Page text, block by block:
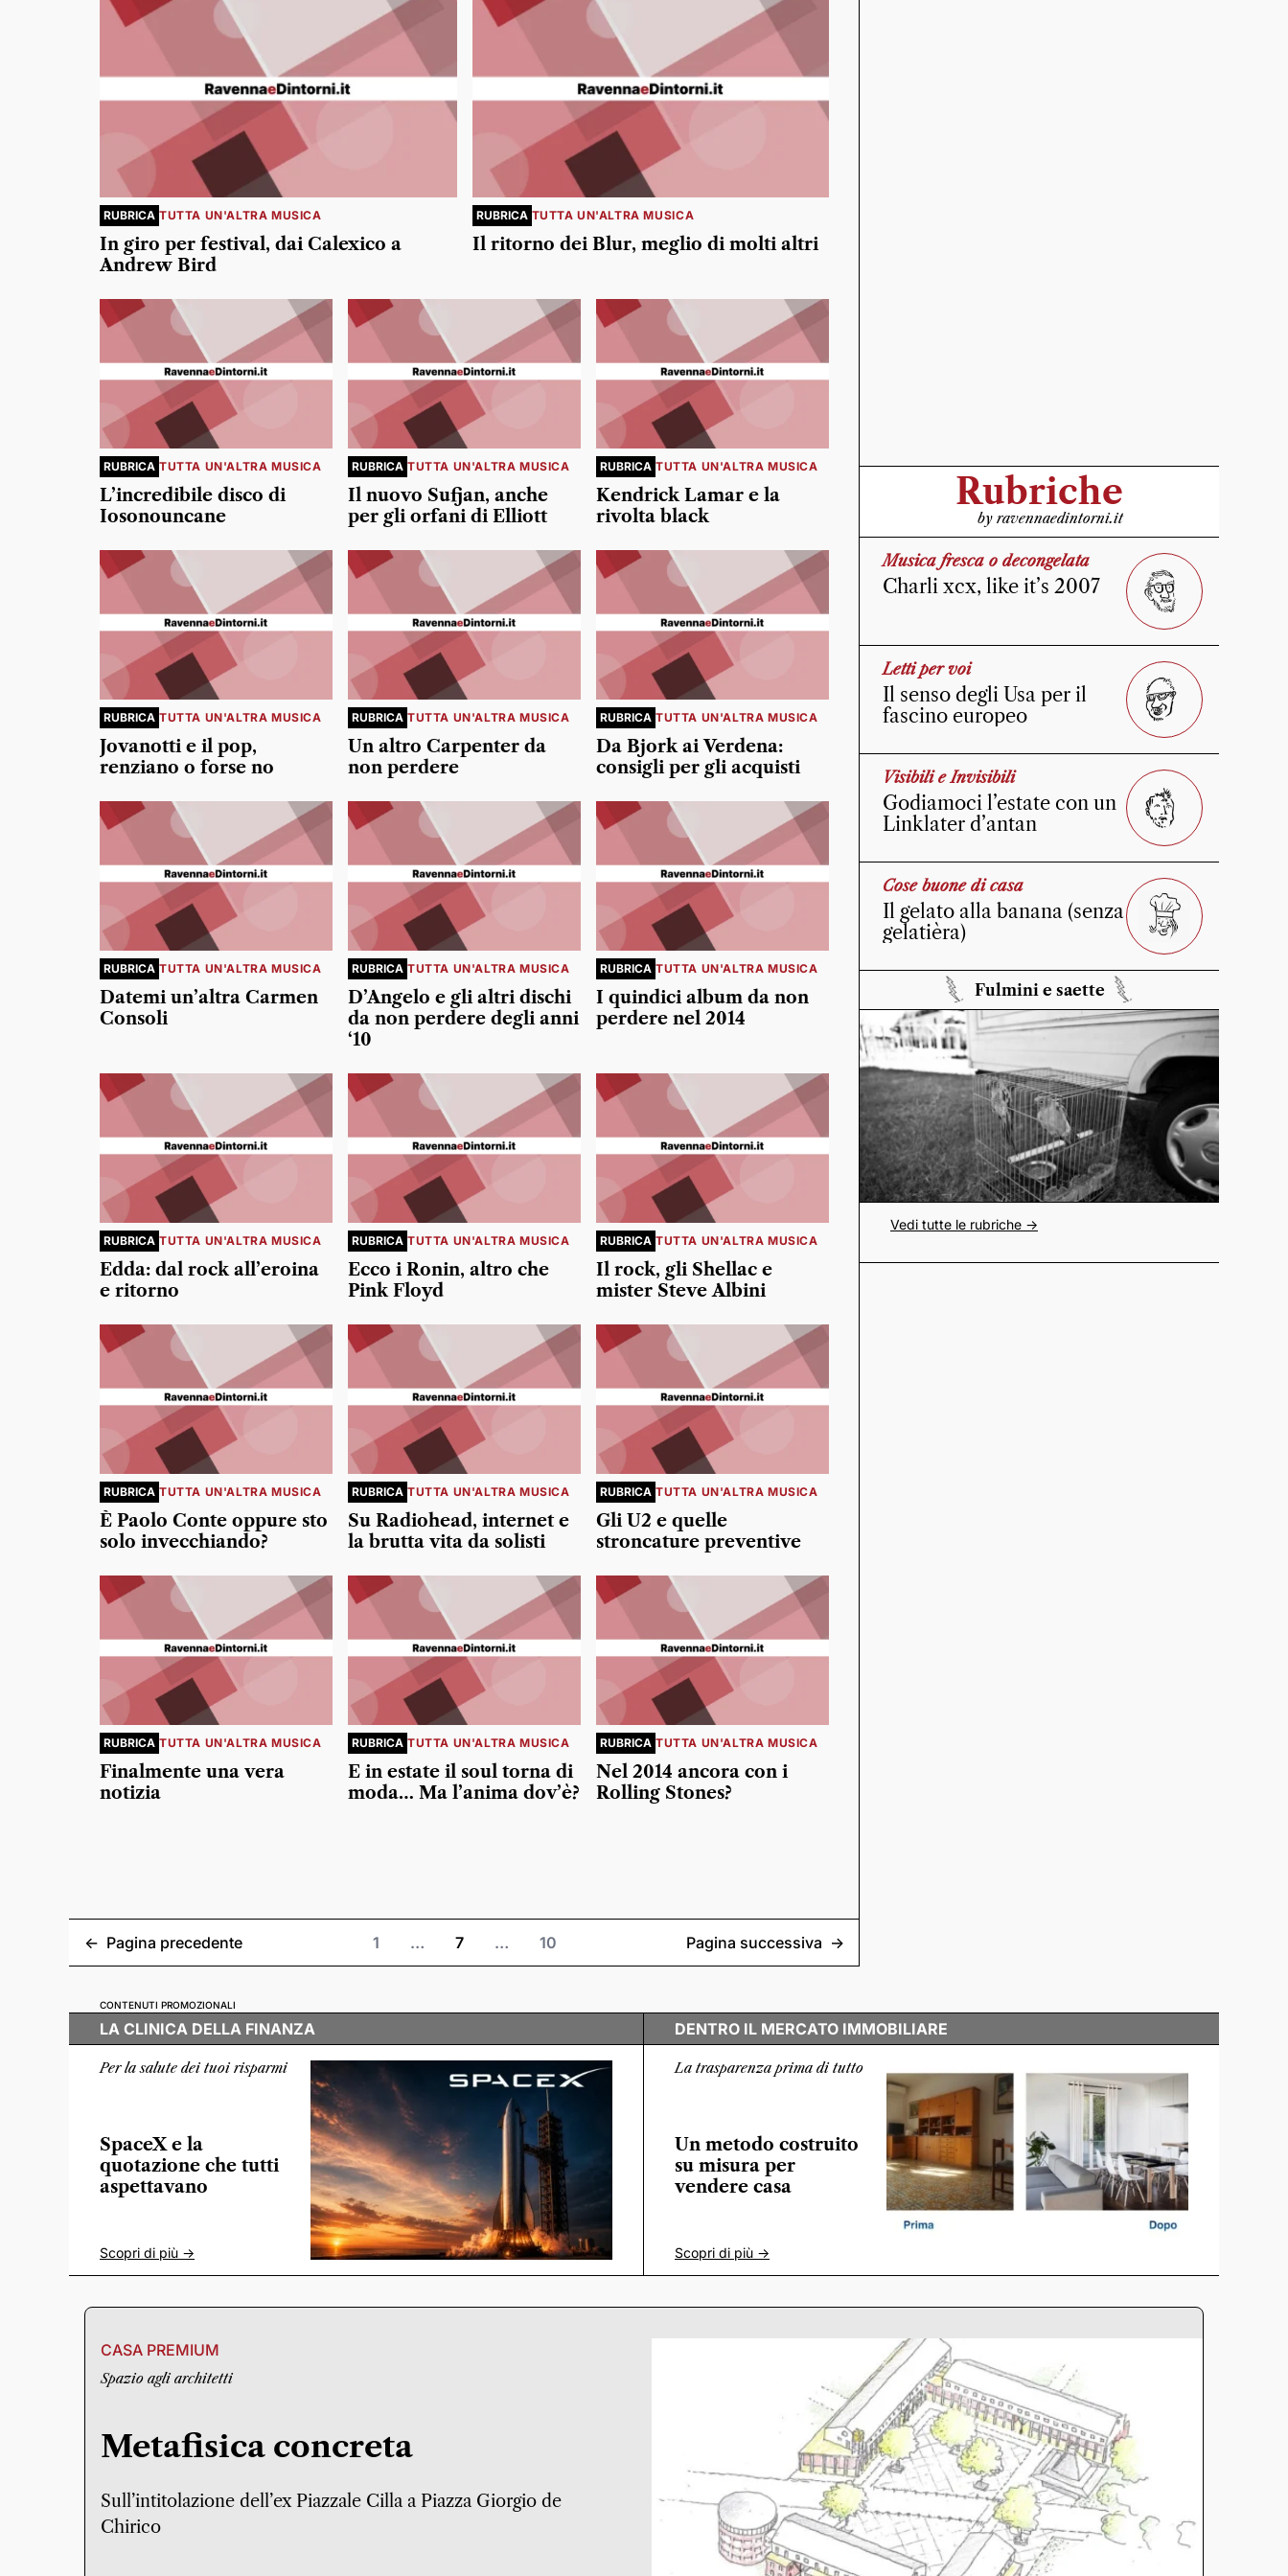
RUBRICA TUTTA UN'ALTRA MUSICA
In giro per festival, dai Calexico a
Andrew Bird
RUBRICA TUTTA UN'ALTRA MUSICA
Il ritorno dei Blur, meglio di molti altri
RUBRICA TUTTA UN'ALTRA MUSICA
L’incredibile disco di
Iosonouncane
RUBRICA TUTTA UN'ALTRA MUSICA
Il nuovo Sufjan, anche
per gli orfani di Elliott
RUBRICA TUTTA UN'ALTRA MUSICA
Kendrick Lamar e la
rivolta black
RUBRICA TUTTA UN'ALTRA MUSICA
Jovanotti e il pop,
renziano o forse no
RUBRICA TUTTA UN'ALTRA MUSICA
Un altro Carpenter da
non perdere
RUBRICA TUTTA UN'ALTRA MUSICA
Da Bjork ai Verdena:
consigli per gli acquisti
RUBRICA TUTTA UN'ALTRA MUSICA
Datemi un’altra Carmen
Consoli
RUBRICA TUTTA UN'ALTRA MUSICA
D’Angelo e gli altri dischi
da non perdere degli anni
‘10
RUBRICA TUTTA UN'ALTRA MUSICA
I quindici album da non
perdere nel 2014
RUBRICA TUTTA UN'ALTRA MUSICA
Edda: dal rock all’eroina
e ritorno
RUBRICA TUTTA UN'ALTRA MUSICA
Ecco i Ronin, altro che
Pink Floyd
RUBRICA TUTTA UN'ALTRA MUSICA
Il rock, gli Shellac e
mister Steve Albini
RUBRICA TUTTA UN'ALTRA MUSICA
È Paolo Conte oppure sto
solo invecchiando?
RUBRICA TUTTA UN'ALTRA MUSICA
Su Radiohead, internet e
la brutta vita da solisti
RUBRICA TUTTA UN'ALTRA MUSICA
Gli U2 e quelle
stroncature preventive
RUBRICA TUTTA UN'ALTRA MUSICA
Finalmente una vera
notizia
RUBRICA TUTTA UN'ALTRA MUSICA
E in estate il soul torna di
moda… Ma l’anima dov’è?
RUBRICA TUTTA UN'ALTRA MUSICA
Nel 2014 ancora con i
Rolling Stones?
<- Pagina precedente 1 … 7 … 10 Pagina successiva ->
Rubriche
by ravennaedintorni.it
Musica fresca o decongelata
Charli xcx, like it’s 2007
Letti per voi
Il senso degli Usa per il
fascino europeo
Visibili e Invisibili
Godiamoci l’estate con un
Linklater d’antan
Cose buone di casa
Il gelato alla banana (senza
gelatièra)
Fulmini e saette
Vedi tutte le rubriche ->
CONTENUTI PROMOZIONALI
LA CLINICA DELLA FINANZA
Per la salute dei tuoi risparmi
SpaceX e la
quotazione che tutti
aspettavano
Scopri di più ->
DENTRO IL MERCATO IMMOBILIARE
La trasparenza prima di tutto
Un metodo costruito
su misura per
vendere casa
Scopri di più ->
CASA PREMIUM
Spazio agli architetti
Metafisica concreta
Sull’intitolazione dell’ex Piazzale Cilla a Piazza Giorgio de
Chirico